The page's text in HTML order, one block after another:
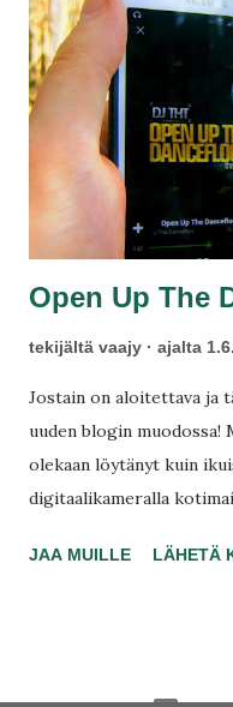
Open Up The
tekijältä vaajy ajalta
Jostain on aloitettava ja
uuden blogin muodossa!
olekaan löytänyt kuin
digitaalikameralla
metsässä! Täällä on
JAA MUILLE LÄHETÄ